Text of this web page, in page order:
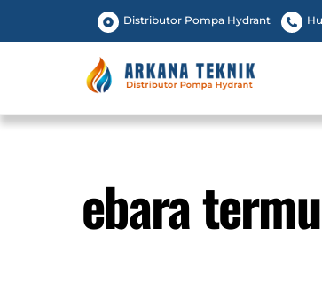
to
Distributor Pompa Hydrant
ebara